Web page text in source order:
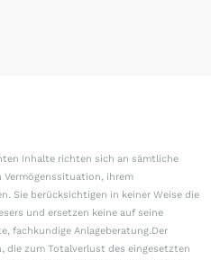
Inhalte richten sich an sämtliche
Vermögenssituation, ihrem
Sie berücksichtigen in keiner Weise die
und ersetzen keine auf seine
fachkundige Anlageberatung.Der
die zum Totalverlust des eingesetzten